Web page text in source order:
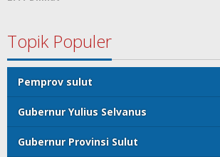
Topik Populer
Pemprov sulut
Gubernur Yulius Selvanus
Gubernur Provinsi Sulut